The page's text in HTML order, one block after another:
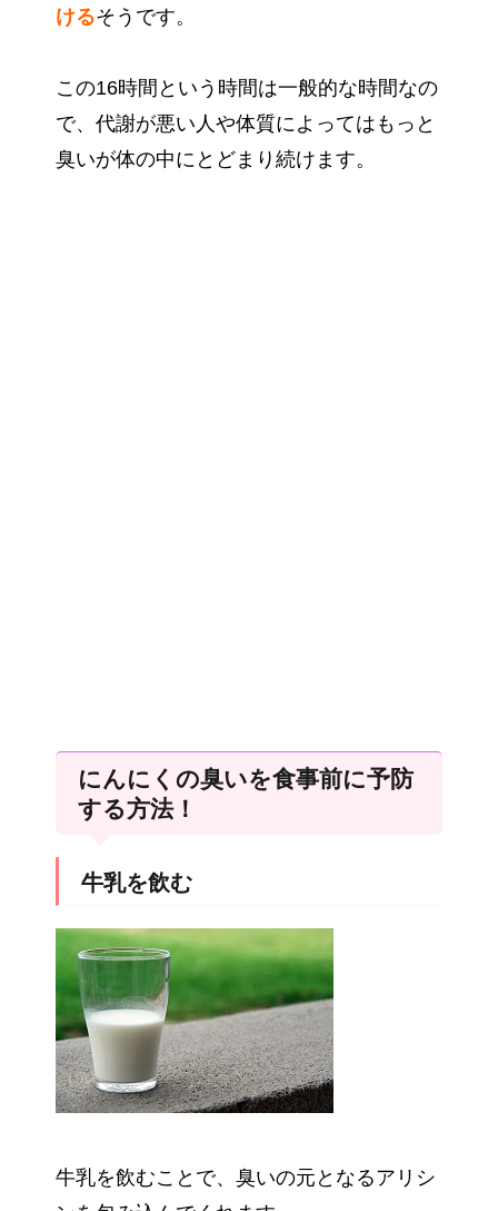
けるそうです。
この16時間という時間は一般的な時間なの
で、代謝が悪い人や体質によってはもっと
臭いが体の中にとどまり続けます。
にんにくの臭いを食事前に予防
する方法！
牛乳を飲む
牛乳を飲むことで、臭いの元となるアリシ